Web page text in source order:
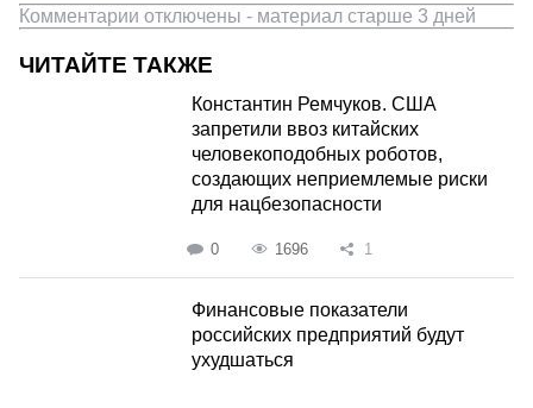
Комментарии отключены - материал старше 3 дней
ЧИТАЙТЕ ТАКЖЕ
Константин Ремчуков. США
запретили ввоз китайских
человекоподобных роботов,
создающих неприемлемые риски
для нацбезопасности
0 1696 1
Финансовые показатели
российских предприятий будут
ухудшаться